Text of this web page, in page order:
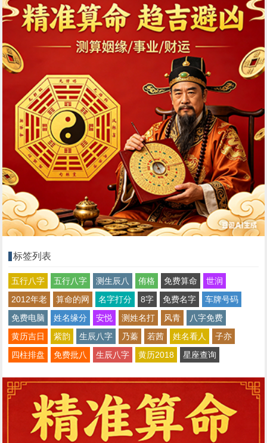
标签列表
五行八字 五行八字 测生辰八 侑格 免费算命
世润
2012年老
算命的网 名字打分 8字 免费名字
车牌号码
免费电脑
姓名缘分 安悦 测姓名打 风青
八字免费
黄历吉日
紫韵 生辰八字 乃蓁 若茜 姓名看人
子亦
四柱排盘
免费批八 生辰八字 黄历2018 星座查询